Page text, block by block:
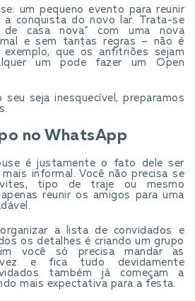
um pequeno evento para reunir
a conquista do novo lar. Trata-se
de casa nova” com uma nova
e sem tantas regras – não é
exemplo, que os anfitriões sejam
um pode fazer um Open
seja inesquecível, preparamos
no WhatsApp
é justamente o fato dele ser
informal. Você não precisa se
tipo de traje ou mesmo
reunir os amigos para uma
a lista de convidados e
os detalhes é criando um grupo
você só precisa mandar as
e fica tudo devidamente
também já começam a
mais expectativa para a festa.